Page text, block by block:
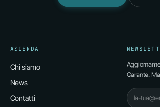
AZIENDA
Chi siamo
News
Contatti
Garante.
Email